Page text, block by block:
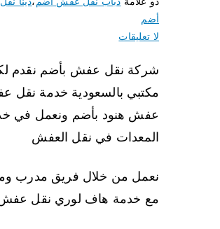
أضم
لا تعليقات
شركة نقل عفش بأضم نقدم
مكتبي بالسعودية خدمة نقل
عفش هنود بأضم ونعمل في
المعدات في نقل العفش
نعمل من خلال فريق مدرب
مع خدمة هاف لوري نقل